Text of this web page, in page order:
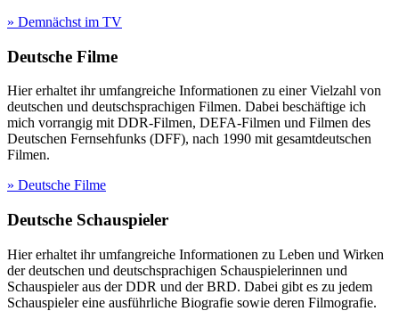
» Demnächst im TV
Deutsche Filme
Hier erhaltet ihr umfangreiche Informationen zu einer Vielzahl von
deutschen und deutschsprachigen Filmen. Dabei beschäftige ich
mich vorrangig mit DDR-Filmen, DEFA-Filmen und Filmen des
Deutschen Fernsehfunks (DFF), nach 1990 mit gesamtdeutschen
Filmen.
» Deutsche Filme
Deutsche Schauspieler
Hier erhaltet ihr umfangreiche Informationen zu Leben und Wirken
der deutschen und deutschsprachigen Schauspielerinnen und
Schauspieler aus der DDR und der BRD. Dabei gibt es zu jedem
Schauspieler eine ausführliche Biografie sowie deren Filmografie.